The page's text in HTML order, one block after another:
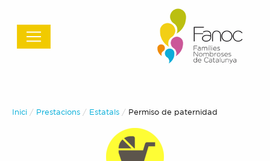
Inici Prestacions Estatals Actual:
Permiso de paternidad